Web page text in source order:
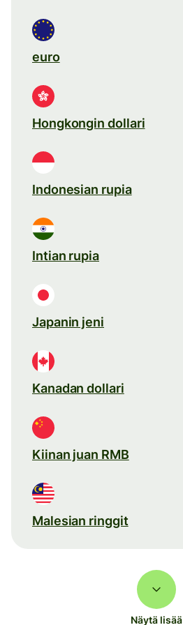
euro
Hongkongin dollari
Indonesian rupia
Intian rupia
Japanin jeni
Kanadan dollari
Kiinan juan RMB
Malesian ringgit
Näytä lisää